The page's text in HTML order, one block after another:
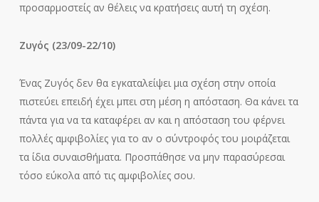
προσαρμοστείς αν θέλεις να κρατήσεις αυτή τη σχέση.
Ζυγός (23/09-22/10)
Ένας Ζυγός δεν θα εγκαταλείψει μια σχέση στην οποία
πιστεύει επειδή έχει μπει στη μέση η απόσταση. Θα κάνει τα
πάντα για να τα καταφέρει αν και η απόσταση του φέρνει
πολλές αμφιβολίες για το αν ο σύντροφός του μοιράζεται
τα ίδια συναισθήματα. Προσπάθησε να μην παρασύρεσαι
τόσο εύκολα από τις αμφιβολίες σου.